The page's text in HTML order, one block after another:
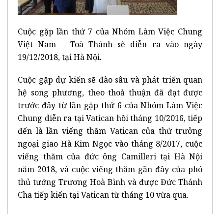
Cuộc gặp lần thứ 7 của Nhóm Làm Việc Chung
Việt Nam – Toà Thánh sẽ diễn ra vào ngày
19/12/2018, tại Hà Nội.
Cuộc gặp dự kiến sẽ đào sâu và phát triển quan
hệ song phương, theo thoả thuận đã đạt được
trước đây từ lần gặp thứ 6 của Nhóm Làm Việc
Chung diễn ra tại Vatican hồi tháng 10/2016, tiếp
đến là lần viếng thăm Vatican của thứ trưởng
ngoại giao Hà Kim Ngọc vào tháng 8/2017, cuộc
viếng thăm của đức ông Camilleri tại Hà Nội
năm 2018, và cuộc viếng thăm gần đây của phó
thủ tướng Trương Hoà Bình và được Đức Thánh
Cha tiếp kiến tại Vatican từ tháng 10 vừa qua.